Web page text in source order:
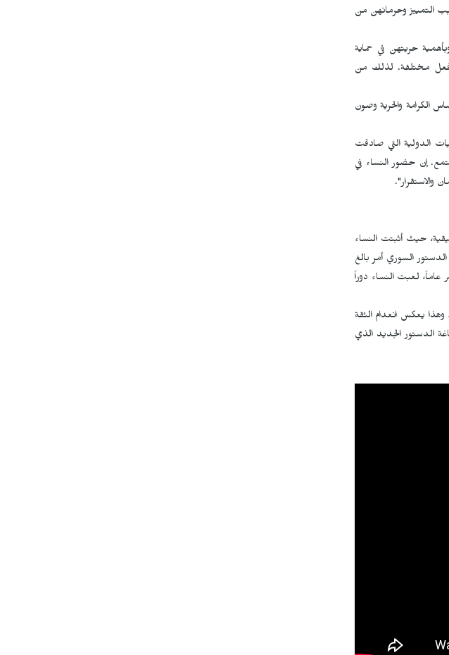
التمييز وحرمانهن من
حريتهن في حماية
فعل مختلفة. لذلك من
الكرامة والحرية وصون
الدولية التي صادقت
إن حضور النساء في
والاستقرار".
حيث أثبتت النساء
السوري أمر بالغ
لعبت النساء دوراً
وهذا يعكس انعدام الثقة
الدستور الجديد الذي